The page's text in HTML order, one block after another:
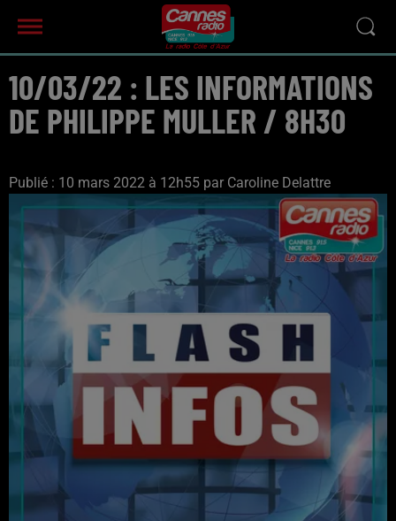
10/03/22 : LES INFORMATIONS
DE PHILIPPE MULLER / 8H30
Publié : 10 mars 2022 à 12h55 par Caroline Delattre